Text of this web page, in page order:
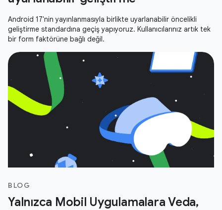
Android 17'nin yayınlanmasıyla birlikte uyarlanabilir öncelikli
geliştirme standardına geçiş yapıyoruz. Kullanıcılarınız artık tek
bir form faktörüne bağlı değil.
BLOG
Yalnızca Mobil Uygulamalara Veda,